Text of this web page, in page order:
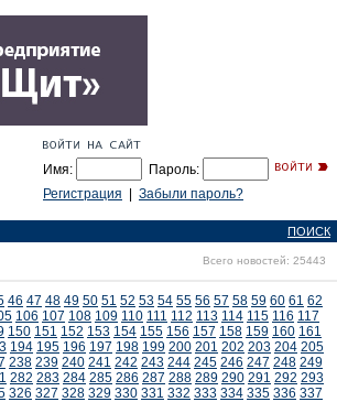
Имя:
Пароль:
Регистрация
Забыли пароль?
ПОИСК
Всего новостей: 25443
46 47 48 49 50 51 52 53 54 55 56 57 58 59 60 61 62
106 107 108 109 110 111 112 113 114 115 116 117
150 151 152 153 154 155 156 157 158 159 160 161
194 195 196 197 198 199 200 201 202 203 204 205
238 239 240 241 242 243 244 245 246 247 248 249
282 283 284 285 286 287 288 289 290 291 292 293
326 327 328 329 330 331 332 333 334 335 336 337